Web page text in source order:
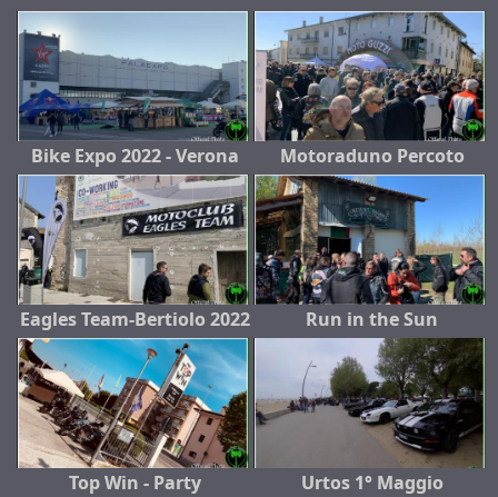
Bike Expo 2022 - Verona Motoraduno Percoto
Eagles Team-Bertiolo 2022 Run in the Sun
Top Win - Party Urtos 1° Maggio